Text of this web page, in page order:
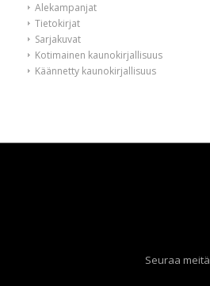
Alekampanjat
Tietokirjat
Sarjakuvat
Kotimainen kaunokirjallisuus
Käännetty kaunokirjallisuus
Seuraa meitä